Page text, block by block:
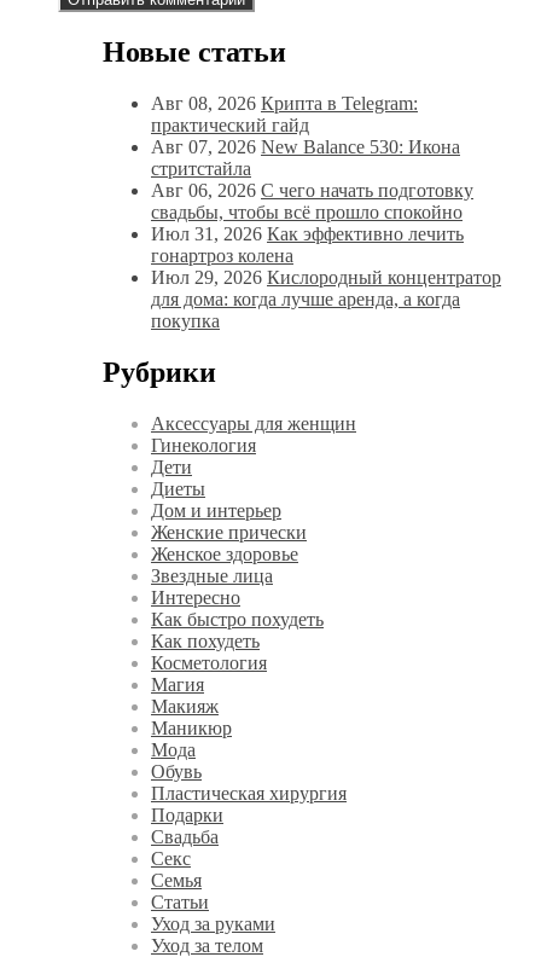
Новые статьи
Авг 08, 2026 Крипта в Telegram:
практический гайд
Авг 07, 2026 New Balance 530: Икона
стритстайла
Авг 06, 2026 С чего начать подготовку
свадьбы, чтобы всё прошло спокойно
Июл 31, 2026 Как эффективно лечить
гонартроз колена
Июл 29, 2026 Кислородный концентратор
для дома: когда лучше аренда, а когда
покупка
Рубрики
Аксессуары для женщин
Гинекология
Дети
Диеты
Дом и интерьер
Женские прически
Женское здоровье
Звездные лица
Интересно
Как быстро похудеть
Как похудеть
Косметология
Магия
Макияж
Маникюр
Мода
Обувь
Пластическая хирургия
Подарки
Свадьба
Секс
Семья
Статьи
Уход за руками
Уход за телом